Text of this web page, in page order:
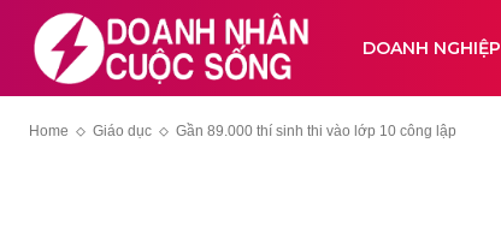
DOANH NGHIỆP
Home Giáo dục Gần 89.000 thí sinh thi vào lớp 10 công lập